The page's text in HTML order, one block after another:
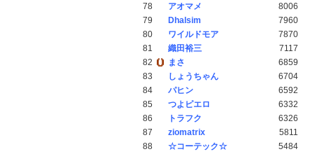
78
アオマメ
8006
79
Dhalsim
7960
80
ワイルドモア
7870
81
織田裕三
7117
82
まさ
6859
83
しょうちゃん
6704
84
パヒン
6592
85
つよピエロ
6332
86
トラフク
6326
87
ziomatrix
5811
88
☆コーテック☆
5484